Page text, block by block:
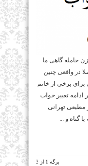
حامله گاهی ما
در واقعی چنین
برای برخی از خانم
تعبیر خواب
مطیعی تهرانی
گناه و ...
برگه 1 از 3